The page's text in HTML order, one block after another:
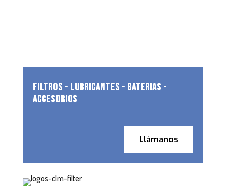
FILTROS - LUBRICANTES - BATERIAS -
ACCESORIOS
Llámanos